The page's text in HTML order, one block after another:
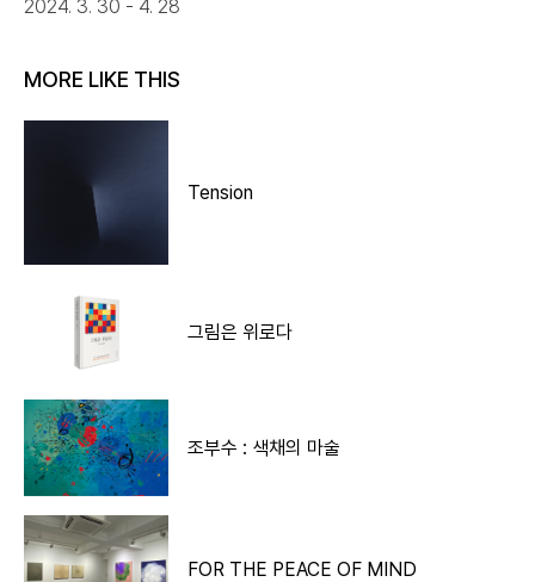
2024. 3. 30 - 4. 28
MORE LIKE THIS
Tension
그림은 위로다
조부수 : 색채의 마술
FOR THE PEACE OF MIND